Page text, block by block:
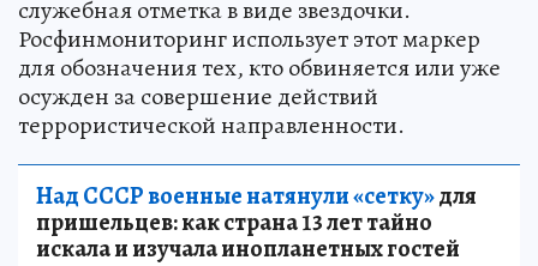
служебная отметка в виде звездочки.
Росфинмониторинг использует этот маркер
для обозначения тех, кто обвиняется или уже
осужден за совершение действий
террористической направленности.
Над СССР военные натянули «сетку»для
пришельцев: как страна 13 лет тайно
искала и изучала инопланетных гостей